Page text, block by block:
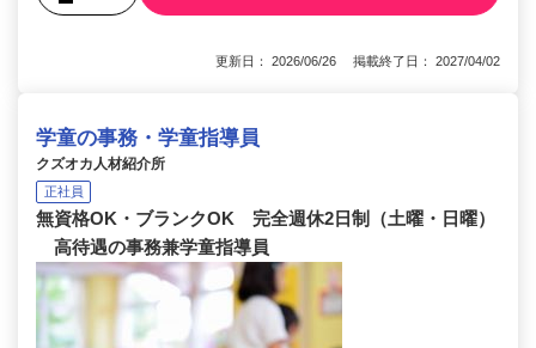
更新日： 2026/06/26 掲載終了日： 2027/04/02
学童の事務・学童指導員
クズオカ人材紹介所
正社員
無資格OK・ブランクOK 完全週休2日制（土曜・日曜）
高待遇の事務兼学童指導員